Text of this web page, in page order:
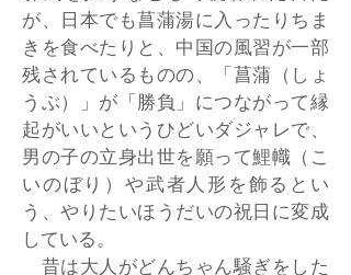
が、日本でも菖蒲湯に入ったりちま
きを食べたりと、中国の風習が一部
残されているものの、「菖蒲（しょ
うぶ）」が「勝負」につながって縁
起がいいというひどいダジャレで、
男の子の立身出世を願って鯉幟（こ
いのぼり）や武者人形を飾るとい
う、やりたいほうだいの祝日に変成
している。